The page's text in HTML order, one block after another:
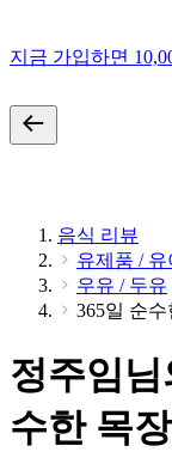
지금 가입하면
음식 리뷰
유제품 / 유
우유 / 두유
365일 순
정주임
수한 목